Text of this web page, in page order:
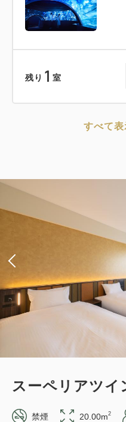
残り 1 室
獲得ポイント 146~
現地
in 15:00~ 29:00 / out
1
すべて表
スーペリアツイ
禁煙 20.00m2